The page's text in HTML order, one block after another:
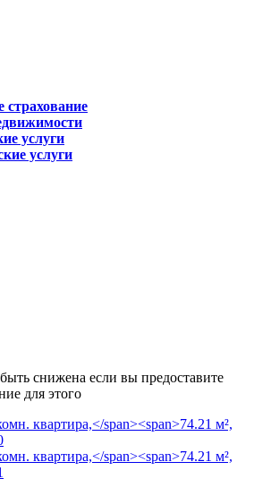
страхование
услуги
услуги
снижена если вы предоставите
для этого